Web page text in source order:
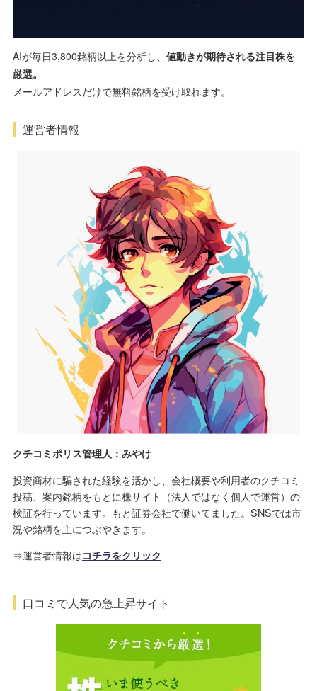
AIが毎日3,800銘柄以上を分析し、 値動きが期待される注目株を
厳選。
メールアドレスだけで無料銘柄を受け取れます。
運営者情報
クチコミポリス管理人：みやけ
投資商材に騙された経験を活かし、会社概要や利用者のクチコミ
投稿、案内銘柄をもとに株サイト（法人ではなく個人で運営）の
検証を行っています。もと証券会社で働いてました。SNSでは市
況や銘柄を主につぶやきます。
⇒運営者情報はコチラをクリック
口コミで人気の急上昇サイト